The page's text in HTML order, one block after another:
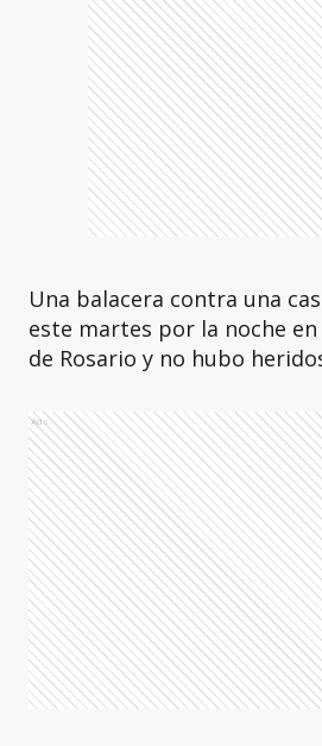
Una balacera contra una
este martes por la noche
de Rosario y no hubo
Ads